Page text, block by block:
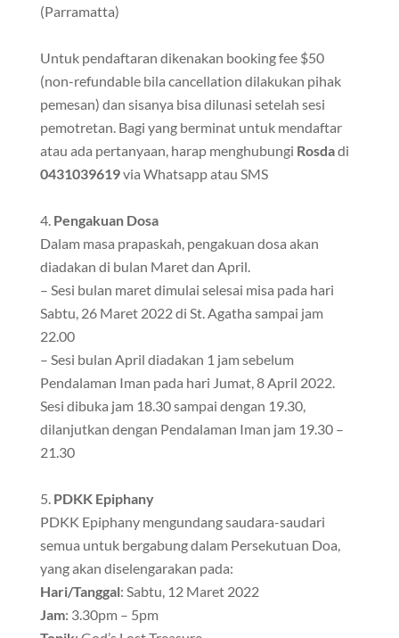
(Parramatta)
Untuk pendaftaran dikenakan booking fee $50
(non-refundable bila cancellation dilakukan pihak
pemesan) dan sisanya bisa dilunasi setelah sesi
pemotretan. Bagi yang berminat untuk mendaftar
atau ada pertanyaan, harap menghubungi Rosdadi
0431039619via Whatsapp atau SMS
Pengakuan Dosa
Dalam masa prapaskah, pengakuan dosa akan
diadakan di bulan Maret dan April.
– Sesi bulan maret dimulai selesai misa pada hari
Sabtu, 26 Maret 2022 di St. Agatha sampai jam
22.00
– Sesi bulan April diadakan 1 jam sebelum
Pendalaman Iman pada hari Jumat, 8 April 2022.
Sesi dibuka jam 18.30 sampai dengan 19.30,
dilanjutkan dengan Pendalaman Iman jam 19.30 –
21.30
PDKK Epiphany
PDKK Epiphany mengundang saudara-saudari
semua untuk bergabung dalam Persekutuan Doa,
yang akan diselengarakan pada:
Hari/Tanggal: Sabtu, 12 Maret 2022
Jam: 3.30pm – 5pm